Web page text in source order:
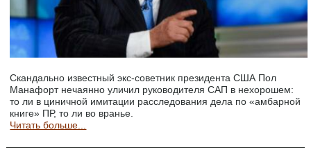
Скандально известный экс-советник президента США Пол
Манафорт нечаянно уличил руководителя САП в нехорошем:
то ли в циничной имитации расследования дела по «амбарной
книге» ПР, то ли во вранье.
Читать больше...